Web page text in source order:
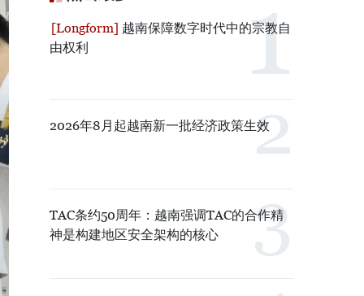
越南保障数字时代中的宗教自
由权利
2026年8月起越南新一批经济政策生效
TAC条约50周年：越南强调TAC的合作精
神是构建地区安全架构的核心